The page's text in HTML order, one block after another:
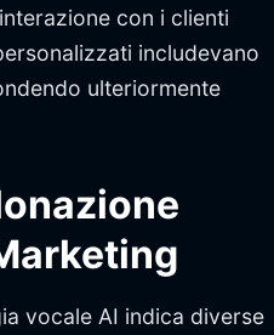
con i clienti
includevano
ulteriormente
vocale AI indica diverse